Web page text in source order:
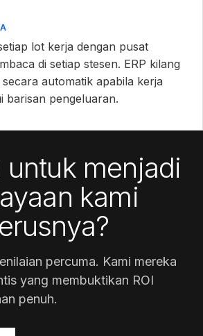
lot kerja dengan pusat
di setiap stesen. ERP kilang
automatik apabila kerja
barisan pengeluaran.
untuk menjadi
kami
percuma. Kami mereka
yang membuktikan ROI
penuh.